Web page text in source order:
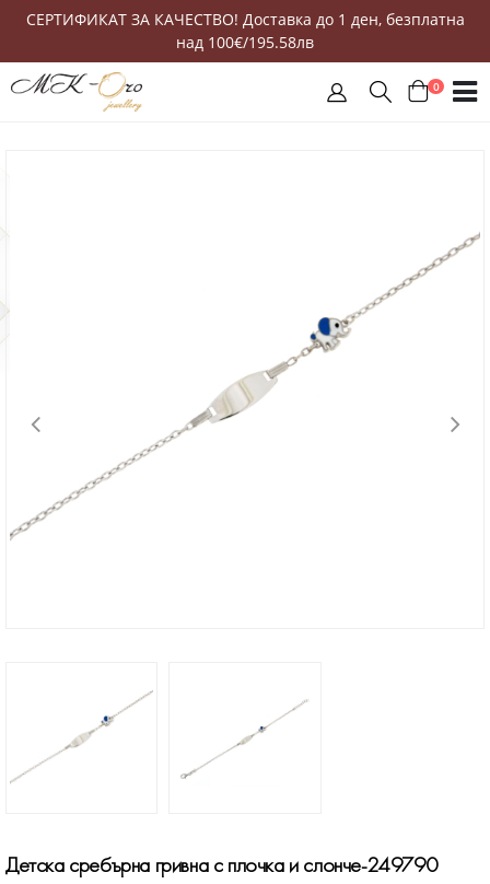
СЕРТИФИКАТ ЗА КАЧЕСТВО! Доставка до 1 ден, безплатна
над 100€/195.58лв
0
Детска сребърна гривна с плочка и слонче-249790